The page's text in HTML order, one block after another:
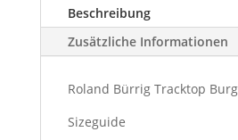
Beschreibung
Zusätzliche Informationen
Roland Bürrig Tracktop
Sizeguide